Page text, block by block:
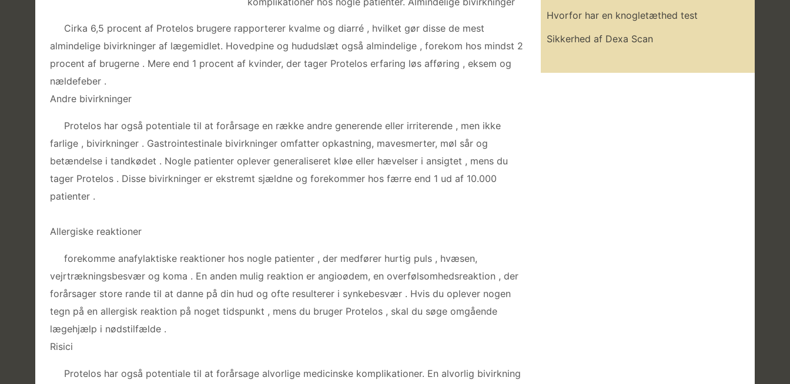
Cirka 6,5 procent af Protelos brugere rapporterer kvalme og diarré , hvilket gør disse de mest
almindelige bivirkninger af lægemidlet. Hovedpine og hududslæt også almindelige , forekom hos mindst 2
procent af brugerne . Mere end 1 procent af kvinder, der tager Protelos erfaring løs afføring , eksem og
nældefeber .
Andre bivirkninger
Protelos har også potentiale til at forårsage en række andre generende eller irriterende , men ikke
farlige , bivirkninger . Gastrointestinale bivirkninger omfatter opkastning, mavesmerter, møl sår og
betændelse i tandkødet . Nogle patienter oplever generaliseret kløe eller hævelser i ansigtet , mens du
tager Protelos . Disse bivirkninger er ekstremt sjældne og forekommer hos færre end 1 ud af 10.000
patienter .
Allergiske reaktioner
forekomme anafylaktiske reaktioner hos nogle patienter , der medfører hurtig puls , hvæsen,
vejrtrækningsbesvær og koma . En anden mulig reaktion er angioødem, en overfølsomhedsreaktion , der
forårsager store rande til at danne på din hud og ofte resulterer i synkebesvær . Hvis du oplever nogen
tegn på en allergisk reaktion på noget tidspunkt , mens du bruger Protelos , skal du søge omgående
lægehjælp i nødstilfælde .
Risici
Protelos har også potentiale til at forårsage alvorlige medicinske komplikationer. En alvorlig bivirkning
Hvorfor har en knogletæthed test
Sikkerhed af Dexa Scan